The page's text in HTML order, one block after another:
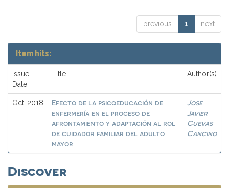
previous 1 next
Item hits:
Issue
Date
Title Author(s)
Oct-2018
Efecto de la psicoeducación de
enfermería en el proceso de
afrontamiento y adaptación al rol
de cuidador familiar del adulto
mayor
Jose
Javier
Cuevas
Cancino
Discover